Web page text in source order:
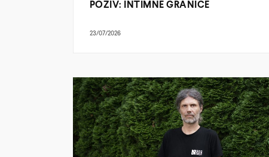
POZIV: INTIMNE GRANICE
23/07/2026